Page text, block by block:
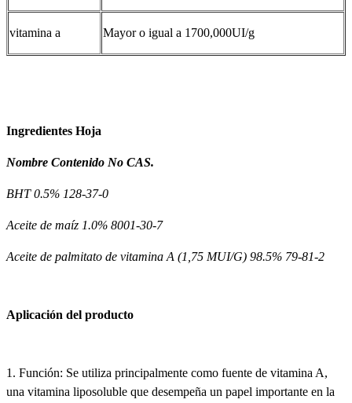
vitamina a Mayor o igual a 1700,000UI/g
Ingredientes Hoja
Nombre Contenido No CAS.
BHT 0.5% 128-37-0
Aceite de maíz 1.0% 8001-30-7
Aceite de palmitato de vitamina A (1,75 MUI/G) 98.5% 79-81-2
Aplicación del producto
1. Función: Se utiliza principalmente como fuente de vitamina A,
una vitamina liposoluble que desempeña un papel importante en la